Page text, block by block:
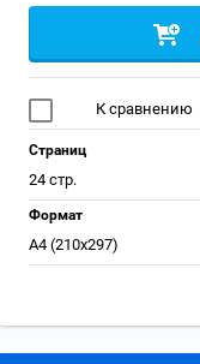
К сравнению
Страниц
24 стр.
Формат
А4 (210x297)